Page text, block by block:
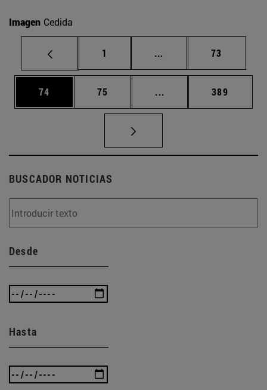
Imagen Cedida
Página
1 ... Páginas intermedias
Página
73
Página
74 Página
75 ... Páginas intermedias
Página
389
BUSCADOR NOTICIAS
Desde
Hasta